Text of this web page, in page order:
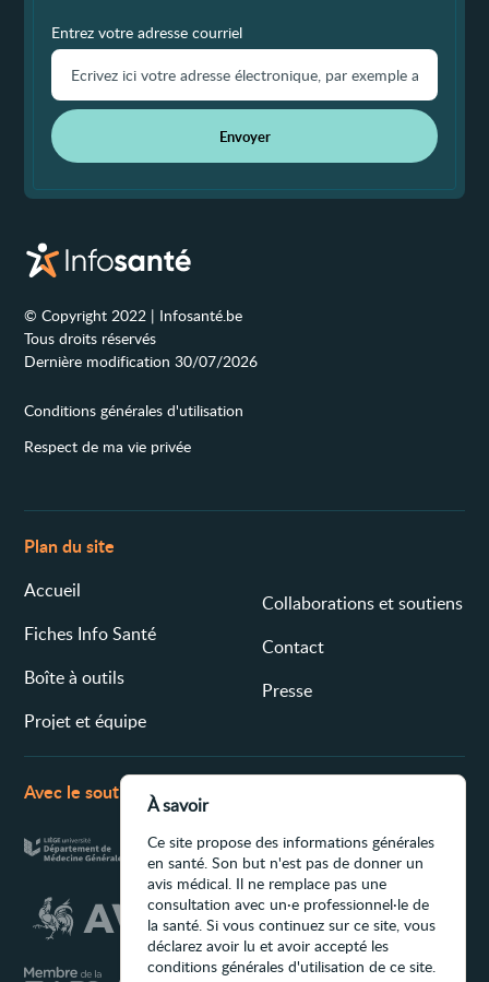
Entrez votre adresse courriel
Envoyer
© Copyright 2022 | Infosanté.be
Tous droits réservés
Dernière modification 30/07/2026
Conditions générales d'utilisation
Respect de ma vie privée
Plan du site
Accueil
Fiches Info Santé
Boîte à outils
Projet et équipe
Collaborations et soutiens
Contact
Presse
Avec le soutien de
À savoir
Ce site propose des informations générales
en santé. Son but n'est pas de donner un
avis médical. Il ne remplace pas une
consultation avec un·e professionnel·le de
la santé. Si vous continuez sur ce site, vous
déclarez avoir lu et avoir accepté les
conditions générales d'utilisation de ce site.